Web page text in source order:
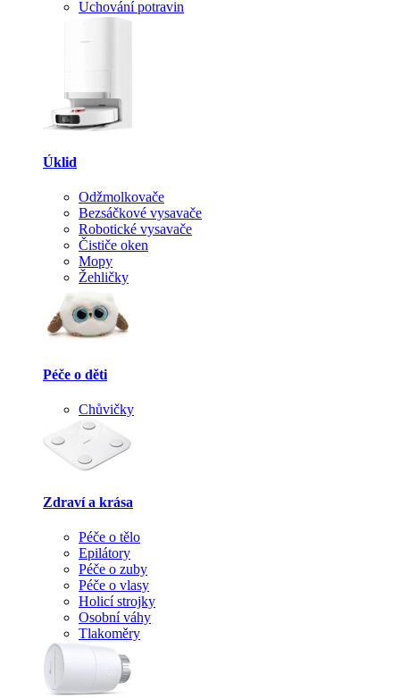
Uchování potravin
Úklid
Odžmolkovače
Bezsáčkové vysavače
Robotické vysavače
Čističe oken
Mopy
Žehličky
Péče o děti
Chůvičky
Zdraví a krása
Péče o tělo
Epilátory
Péče o zuby
Péče o vlasy
Holicí strojky
Osobní váhy
Tlakoměry